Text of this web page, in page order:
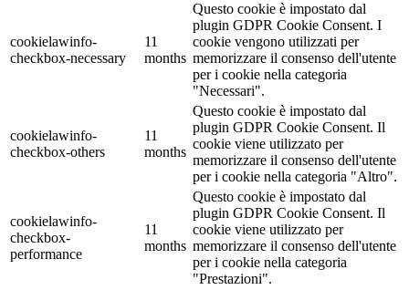
cookielawinfo-
checkbox-necessary
11
months
Questo cookie è impostato dal
plugin GDPR Cookie Consent. I
cookie vengono utilizzati per
memorizzare il consenso dell'utente
per i cookie nella categoria
"Necessari".
cookielawinfo-
checkbox-others
11
months
Questo cookie è impostato dal
plugin GDPR Cookie Consent. Il
cookie viene utilizzato per
memorizzare il consenso dell'utente
per i cookie nella categoria "Altro".
cookielawinfo-
checkbox-
performance
11
months
Questo cookie è impostato dal
plugin GDPR Cookie Consent. Il
cookie viene utilizzato per
memorizzare il consenso dell'utente
per i cookie nella categoria
"Prestazioni".